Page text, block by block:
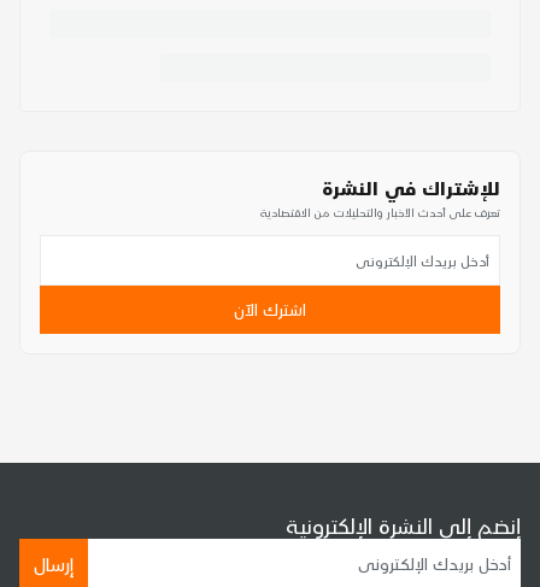
للإشتراك في النشرة
تعرف على أحدث الأخبار والتحليلات من الاقتصادية
اشترك الآن
إنضم إلى النشرة الإلكترونية
إرسال